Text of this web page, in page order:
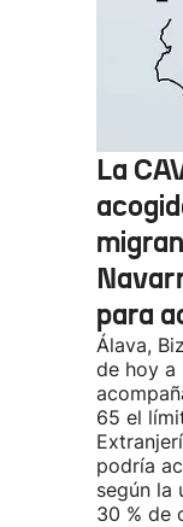
La
para
Álava,
de hoy a
65 el
podría
según la
30 % de